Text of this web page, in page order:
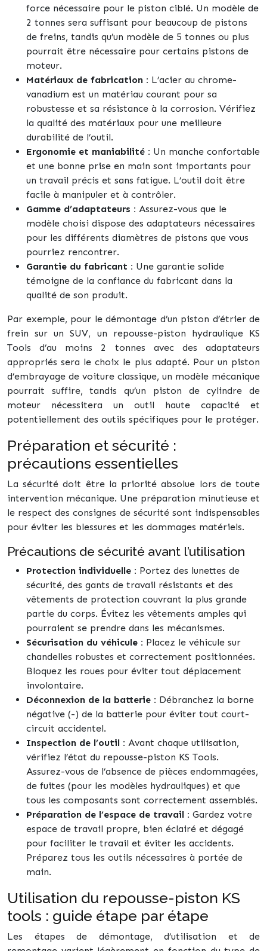
force nécessaire pour le piston ciblé. Un modèle de
2 tonnes sera suffisant pour beaucoup de pistons
de freins, tandis qu’un modèle de 5 tonnes ou plus
pourrait être nécessaire pour certains pistons de
moteur.
Matériaux de fabrication : L’acier au chrome-
vanadium est un matériau courant pour sa
robustesse et sa résistance à la corrosion. Vérifiez
la qualité des matériaux pour une meilleure
durabilité de l’outil.
Ergonomie et maniabilité : Un manche confortable
et une bonne prise en main sont importants pour
un travail précis et sans fatigue. L’outil doit être
facile à manipuler et à contrôler.
Gamme d’adaptateurs : Assurez-vous que le
modèle choisi dispose des adaptateurs nécessaires
pour les différents diamètres de pistons que vous
pourriez rencontrer.
Garantie du fabricant : Une garantie solide
témoigne de la confiance du fabricant dans la
qualité de son produit.
Par exemple, pour le démontage d’un piston d’étrier de
frein sur un SUV, un repousse-piston hydraulique KS
Tools d’au moins 2 tonnes avec des adaptateurs
appropriés sera le choix le plus adapté. Pour un piston
d’embrayage de voiture classique, un modèle mécanique
pourrait suffire, tandis qu’un piston de cylindre de
moteur nécessitera un outil haute capacité et
potentiellement des outils spécifiques pour le protéger.
Préparation et sécurité :
précautions essentielles
La sécurité doit être la priorité absolue lors de toute
intervention mécanique. Une préparation minutieuse et
le respect des consignes de sécurité sont indispensables
pour éviter les blessures et les dommages matériels.
Précautions de sécurité avant l’utilisation
Protection individuelle : Portez des lunettes de
sécurité, des gants de travail résistants et des
vêtements de protection couvrant la plus grande
partie du corps. Évitez les vêtements amples qui
pourraient se prendre dans les mécanismes.
Sécurisation du véhicule : Placez le véhicule sur
chandelles robustes et correctement positionnées.
Bloquez les roues pour éviter tout déplacement
involontaire.
Déconnexion de la batterie : Débranchez la borne
négative (-) de la batterie pour éviter tout court-
circuit accidentel.
Inspection de l’outil : Avant chaque utilisation,
vérifiez l’état du repousse-piston KS Tools.
Assurez-vous de l’absence de pièces endommagées,
de fuites (pour les modèles hydrauliques) et que
tous les composants sont correctement assemblés.
Préparation de l’espace de travail : Gardez votre
espace de travail propre, bien éclairé et dégagé
pour faciliter le travail et éviter les accidents.
Préparez tous les outils nécessaires à portée de
main.
Utilisation du repousse-piston KS
tools : guide étape par étape
Les étapes de démontage, d’utilisation et de